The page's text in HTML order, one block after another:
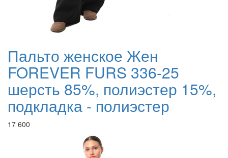
Пальто женское Жен
FOREVER FURS 336-25
шерсть 85%, полиэстер 15%,
подкладка - полиэстер
17 600